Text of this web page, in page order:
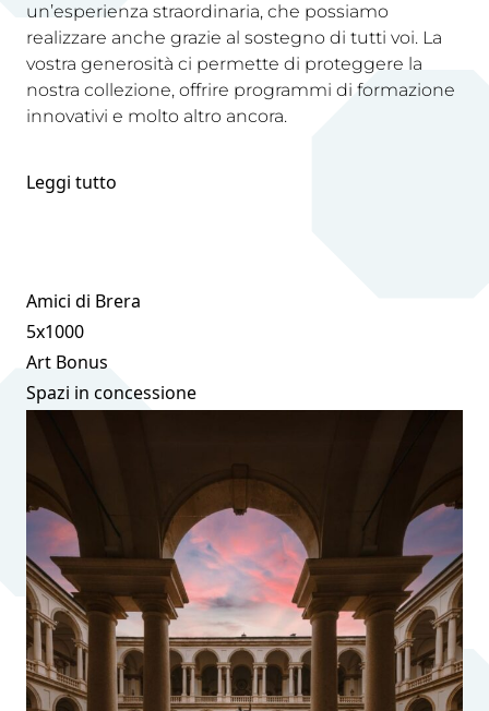
un’esperienza straordinaria, che possiamo
realizzare anche grazie al sostegno di tutti voi. La
vostra generosità ci permette di proteggere la
nostra collezione, offrire programmi di formazione
innovativi e molto altro ancora.
Leggi tutto
Amici di Brera
5x1000
Art Bonus
Spazi in concessione